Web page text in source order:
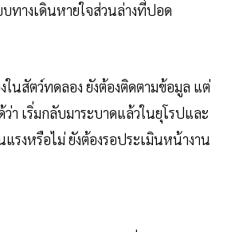
ทางเดินหายใจส่วนล่างที่ปอด
นสัตว์ทดลอง ยังต้องติดตามข้อมูล แต่
า เริ่มกลับมาระบาดแล้วในยุโรปและ
รงหรือไม่ ยังต้องรอประเมินหน้างาน